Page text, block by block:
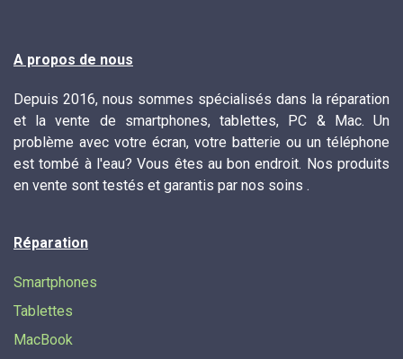
A propos de nous
Depuis 2016, nous sommes spécialisés dans la réparation
et la vente de smartphones, tablettes, PC & Mac. Un
problème avec votre écran, votre batterie ou un téléphone
est tombé à l'eau? Vous êtes au bon endroit. Nos produits
en vente sont testés et garantis par nos soins .
Réparation
Smartphones
Tablettes
MacBook